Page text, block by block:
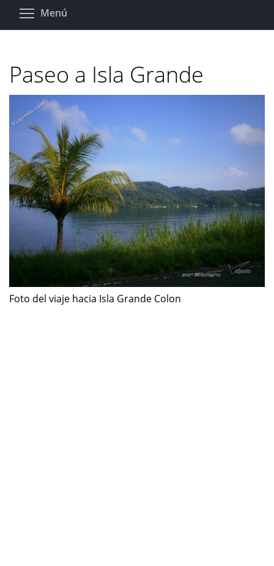
Pasar
Menú
Paseo a Isla Grande
Foto del viaje hacia Isla Grande Colon